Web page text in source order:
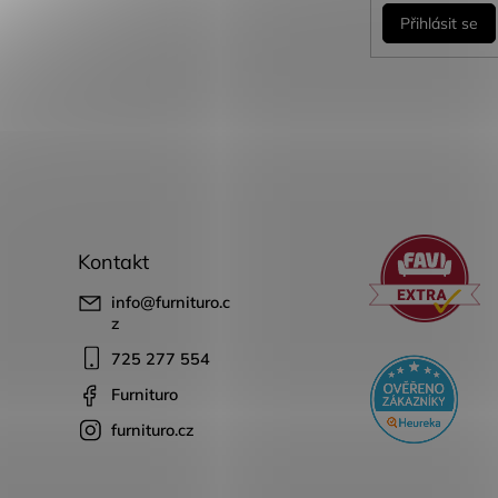
Přihlásit se
Kontakt
info@furnituro.c
z
725 277 554
Furnituro
furnituro.cz